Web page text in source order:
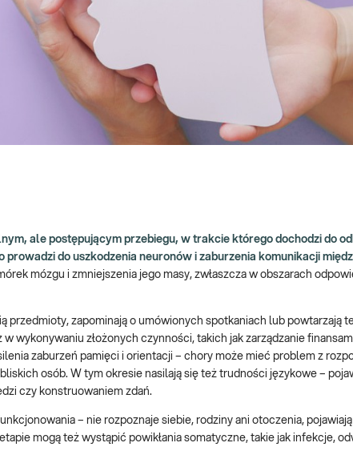
ale postępującym przebiegu, w trakcie którego dochodzi do
prowadzi do uszkodzenia neuronów i zaburzenia komunikacji
mózgu i zmniejszenia jego masy, zwłaszcza w obszarach
przedmioty, zapominają o umówionych spotkaniach lub powtarzają
wykonywaniu złożonych czynności, takich jak zarządzanie
zaburzeń pamięci i orientacji – chory może mieć problem z
osób. W tym okresie nasilają się też trudności językowe –
czy konstruowaniem zdań.
– nie rozpoznaje siebie, rodziny ani otoczenia,
mogą też wystąpić powikłania somatyczne, takie jak infekcje,